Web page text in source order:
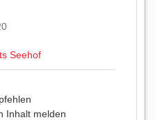
Seehof
Inhalt melden